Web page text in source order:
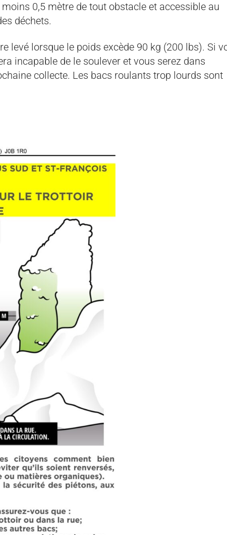
0,5 mètre de tout obstacle et accessible au
déchets.
levé lorsque le poids excède 90 kg (200 lbs). Si
incapable de le soulever et vous serez dans
collecte. Les bacs roulants trop lourds sont